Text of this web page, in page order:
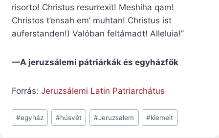
risorto! Christus resurrexit! Meshiha qam!
Christos t’ensah em’ muhtan! Christus ist
auferstanden!) Valóban feltámadt! Alleluia!”
—A jeruzsálemi pátriárkák és egyházfők
Forrás: Jeruzsálemi Latin Patriarchátus
Post
Tags:
#egyház #húsvét #Jeruzsálem #kiemelt